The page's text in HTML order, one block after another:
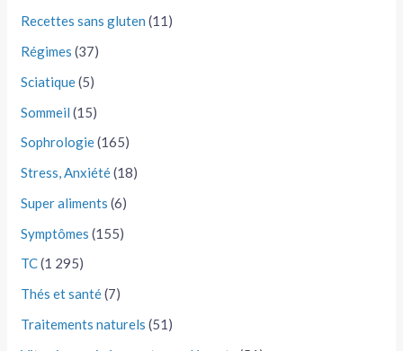
Recettes sans gluten (11)
Régimes (37)
Sciatique(5)
Sommeil (15)
Sophrologie(165)
Stress, Anxiété(18)
Super aliments (6)
Symptômes (155)
TC(1 295)
Thés et santé(7)
Traitements naturels (51)